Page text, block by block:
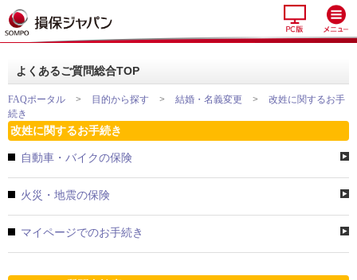
よくあるご質問総合TOP
FAQポータル > 目的から探す > 結婚・名義変更 >
改姓に関するお手
続き
改姓に関するお手続き
自動車・バイクの保険
火災・地震の保険
マイページでのお手続き